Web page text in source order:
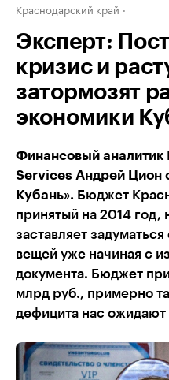
Краснодарский край
Эксперт:
кризис и
затормозят
экономики
Финансовый
Services Андрей Цион
Кубань». Бюджет
принятый на 2014 год,
заставляет
вещей уже начиная с
документа. Бюджет
млрд руб., примерно
дефицита нас ожидают